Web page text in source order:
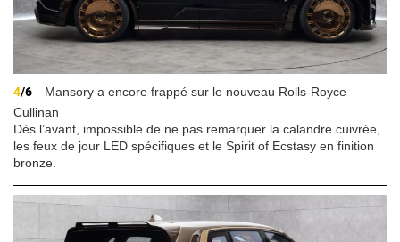
4/6
Mansory a encore frappé sur le nouveau Rolls-Royce
Cullinan
Dès l’avant, impossible de ne pas remarquer la calandre cuivrée,
les feux de jour LED spécifiques et le Spirit of Ecstasy en finition
bronze.